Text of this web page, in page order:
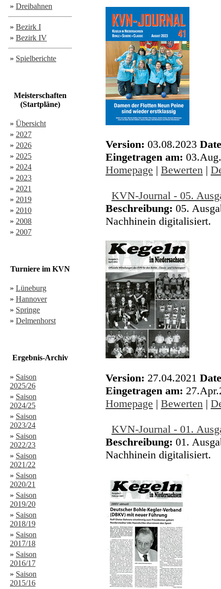
» Dreibahnen
» Bezirk I
» Bezirk IV
» Spielberichte
Meisterschaften
(Startpläne)
» Übersicht
» 2027
» 2026
» 2025
» 2024
» 2023
» 2021
» 2019
» 2010
» 2008
» 2007
Turniere im KVN
» Lüneburg
» Hannover
» Springe
» Delmenhorst
Ergebnis-Archiv
» Saison
2025/26
» Saison
2024/25
» Saison
2023/24
» Saison
2022/23
» Saison
2021/22
» Saison
2020/21
» Saison
2019/20
» Saison
2018/19
» Saison
2017/18
» Saison
2016/17
» Saison
2015/16
Version: 03.08.2023
Eingetragen am:
Homepage | Bewerten |
KVN-Journal - 05.
Beschreibung: 05.
Nachhinein digitalisiert.
Version: 27.04.2021
Eingetragen am:
Homepage | Bewerten |
KVN-Journal - 01.
Beschreibung: 01.
Nachhinein digitalisiert.